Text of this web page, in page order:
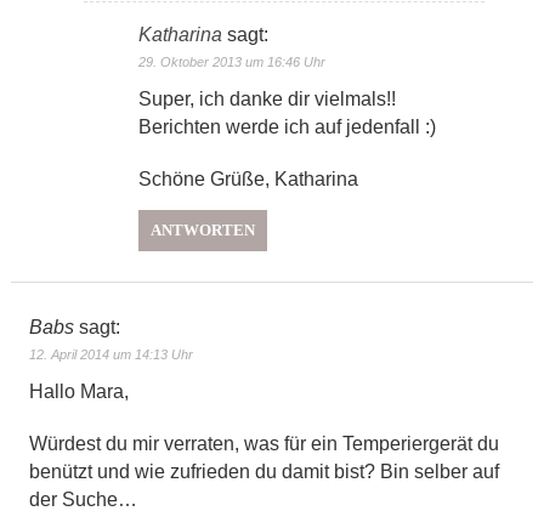
Katharina sagt:
29. Oktober 2013 um 16:46 Uhr
Super, ich danke dir vielmals!!
Berichten werde ich auf jedenfall :)
Schöne Grüße, Katharina
ANTWORTEN
Babs sagt:
12. April 2014 um 14:13 Uhr
Hallo Mara,
Würdest du mir verraten, was für ein Temperiergerät du
benützt und wie zufrieden du damit bist? Bin selber auf
der Suche…